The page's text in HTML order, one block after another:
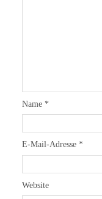
Name *
E-Mail-Adresse *
Website